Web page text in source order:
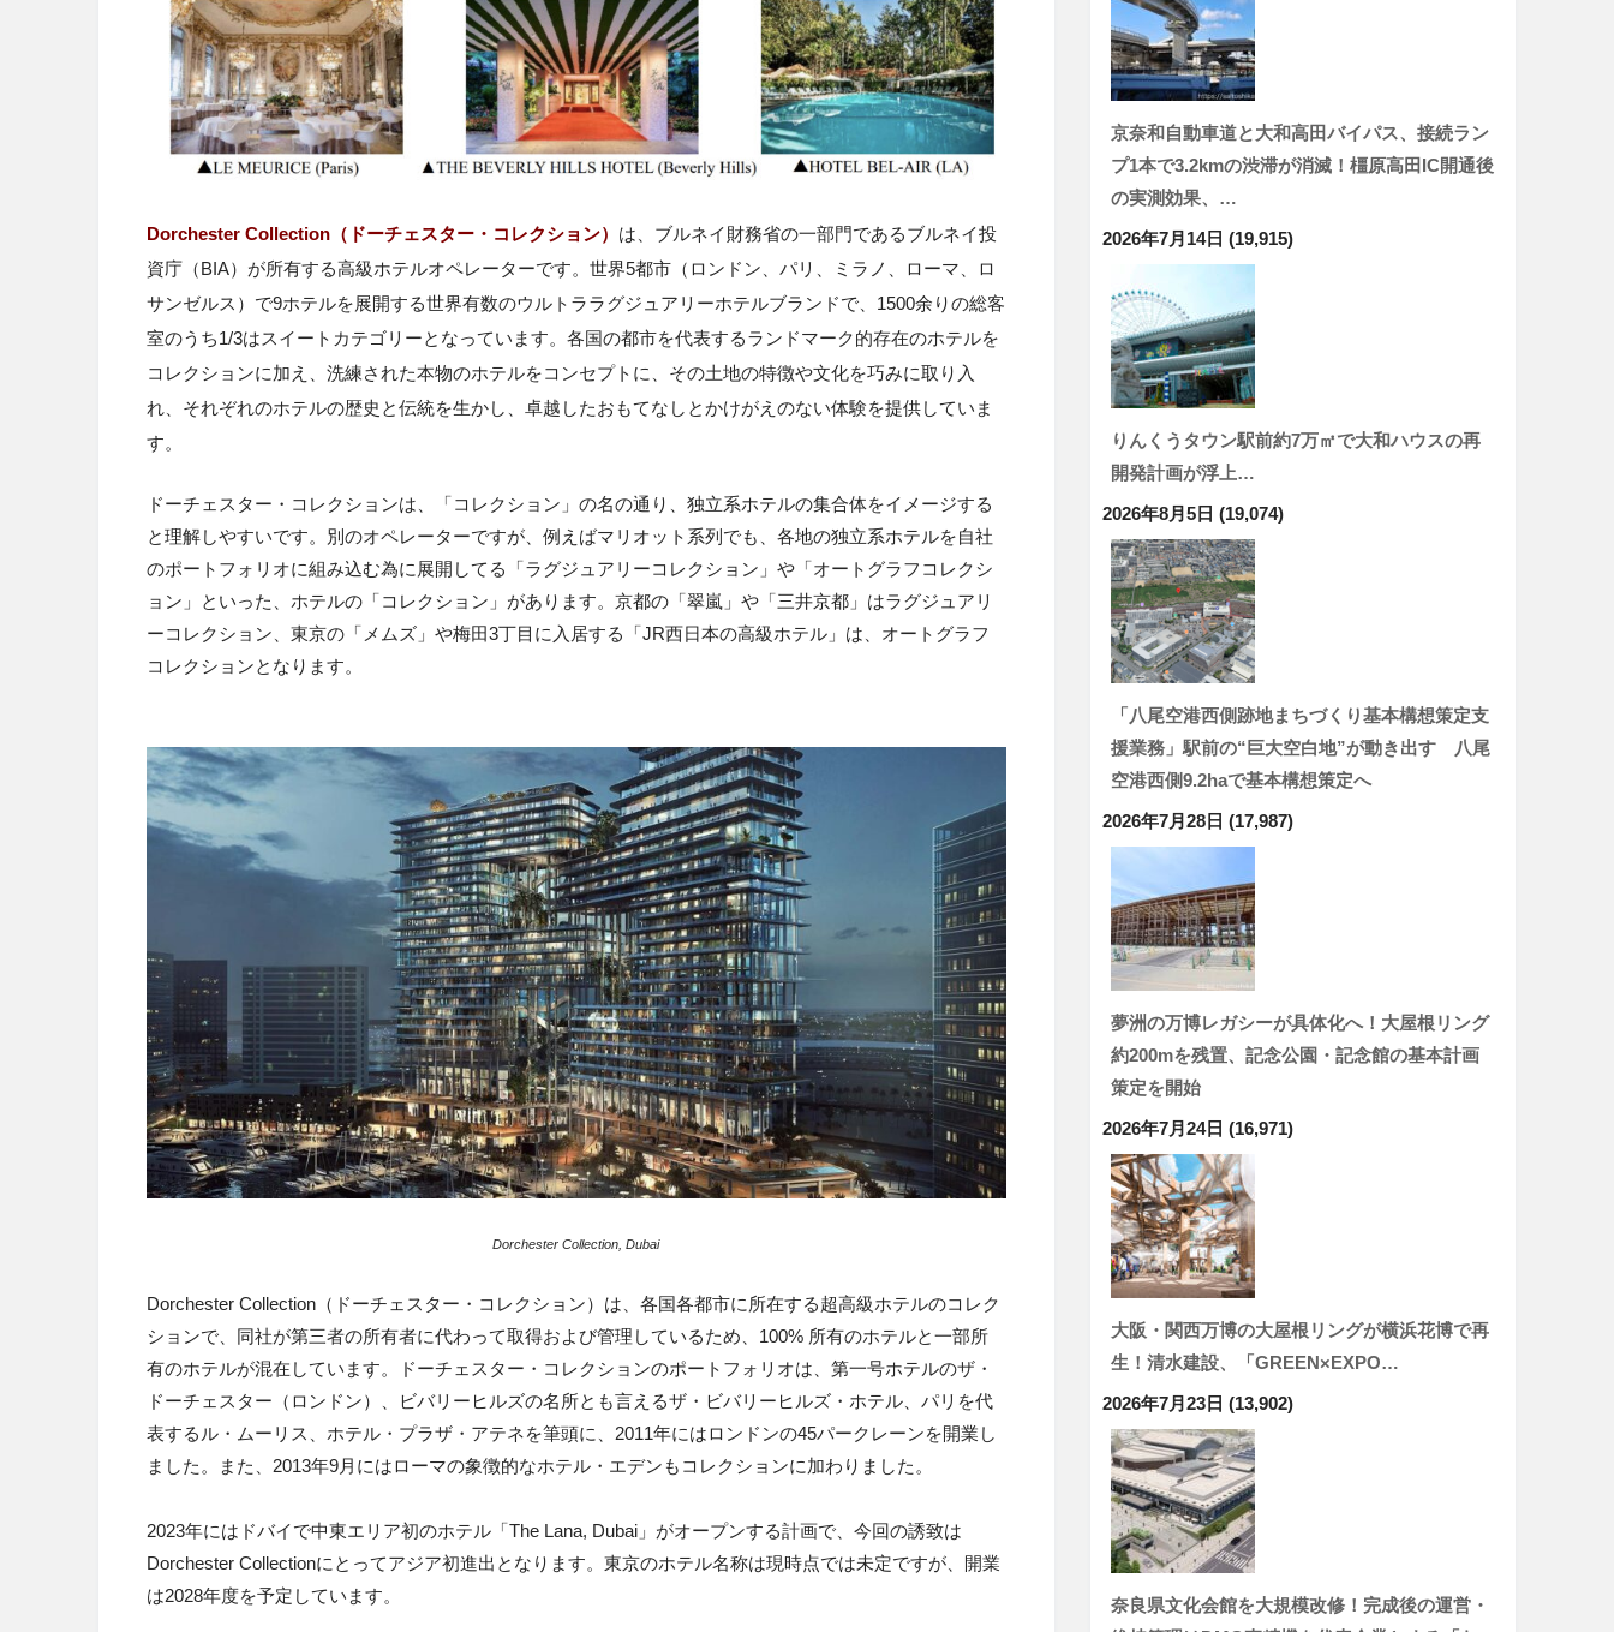
Dorchester Collection（ドーチェスター・コレクション） は、ブルネイ財務省の一部門であるブルネイ投
資庁（BIA）が所有する高級ホテルオペレーターです。世界5都市（ロンドン、パリ、ミラノ、ローマ、ロ
サンゼルス）で9ホテルを展開する世界有数のウルトララグジュアリーホテルブランドで、1500余りの総客
室のうち1/3はスイートカテゴリーとなっています。各国の都市を代表するランドマーク的存在のホテルを
コレクションに加え、洗練された本物のホテルをコンセプトに、その土地の特徴や文化を巧みに取り入
れ、それぞれのホテルの歴史と伝統を生かし、卓越したおもてなしとかけがえのない体験を提供していま
す。
ドーチェスター・コレクションは、「コレクション」の名の通り、独立系ホテルの集合体をイメージする
と理解しやすいです。別のオペレーターですが、例えばマリオット系列でも、各地の独立系ホテルを自社
のポートフォリオに組み込む為に展開してる「ラグジュアリーコレクション」や「オートグラフコレクシ
ョン」といった、ホテルの「コレクション」があります。京都の「翠嵐」や「三井京都」はラグジュアリ
ーコレクション、東京の「メムズ」や梅田3丁目に入居する「JR西日本の高級ホテル」は、オートグラフ
コレクションとなります。
Dorchester Collection, Dubai
Dorchester Collection（ドーチェスター・コレクション）は、各国各都市に所在する超高級ホテルのコレク
ションで、同社が第三者の所有者に代わって取得および管理しているため、 100% 所有のホテルと一部所
有のホテルが混在しています。ドーチェスター・コレクションのポートフォリオは、第一号ホテルのザ・
ドーチェスター（ロンドン）、ビバリーヒルズの名所とも言えるザ・ビバリーヒルズ・ホテル、パリを代
表するル・ムーリス、ホテル・プラザ・アテネを筆頭に、2011年にはロンドンの45パークレーンを開業し
ました。また、2013年9月にはローマの象徴的なホテル・エデンもコレクションに加わりました。
2023年にはドバイで中東エリア初のホテル「The Lana, Dubai」がオープンする計画で、今回の誘致は
Dorchester Collectionにとってアジア初進出となります。東京のホテル名称は現時点では未定ですが、開業
は2028年度を予定しています。
京奈和自動車道と大和高田バイパス、接続ラン
プ1本で3.2kmの渋滞が消滅！橿原高田IC開通後
の実測効果、…
2026年7月14日 (19,915)
りんくうタウン駅前約7万㎡で大和ハウスの再
開発計画が浮上…
2026年8月5日 (19,074)
「八尾空港西側跡地まちづくり基本構想策定支
援業務」駅前の“巨大空白地”が動き出す 八尾
空港西側9.2haで基本構想策定へ
2026年7月28日 (17,987)
夢洲の万博レガシーが具体化へ！大屋根リング
約200mを残置、記念公園・記念館の基本計画
策定を開始
2026年7月24日 (16,971)
大阪・関西万博の大屋根リングが横浜花博で再
生！清水建設、「GREEN×EXPO…
2026年7月23日 (13,902)
奈良県文化会館を大規模改修！完成後の運営・